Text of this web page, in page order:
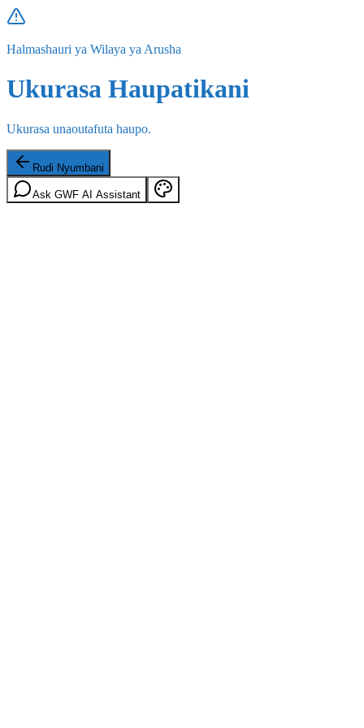
Halmashauri ya Wilaya ya Arusha
Ukurasa Haupatikani
Ukurasa unaoutafuta haupo.
Rudi Nyumbani
Ask GWF AI Assistant